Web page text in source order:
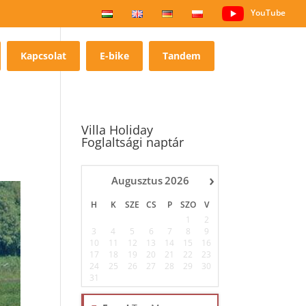
YouTube
Kapcsolat E-bike Tandem
Villa Holiday
Foglaltsági naptár
›
Augusztus2026
H K SZE CS P SZO
V
1
2
3
4 5 6 7 8
9
10
11 12 13 14 15
16
17
18 19 20 21 22
23
24
25 26 27 28 29
30
31